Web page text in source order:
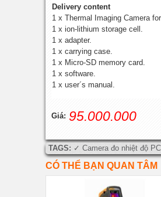
Delivery content
1 x Thermal Imaging Camera
1 x ion-lithium storage cell.
1 x adapter.
1 x carrying case.
1 x Micro-SD memory card.
1 x software.
1 x user´s manual.
Giá: 95.000.000
TAGS: Camera đo nhiệt độ
CÓ THỂ BẠN QUAN TÂM